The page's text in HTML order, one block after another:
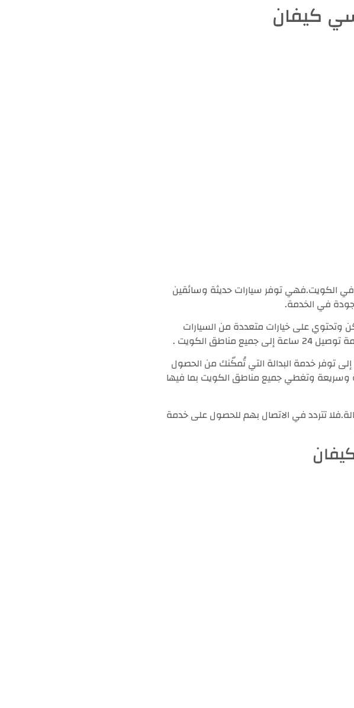
كيفان
الكويت.فهي توفر سيارات حديثة وسائقين
في الخدمة.
على خيارات متعددة من السيارات
الكويت .
توفر خدمة البدالة التي تُمكّنك من الحصول
وتغطي جميع مناطق الكويت بما فيها
تتردد في الاتصال بهم للحصول على خدمة